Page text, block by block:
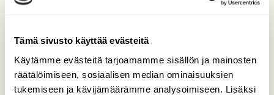
Tämä sivusto käyttää evästeitä
Käytämme evästeitä tarjoamamme sisällön ja mainosten
räätälöimiseen, sosiaalisen median ominaisuuksien
tukemiseen ja kävijämäärämme analysoimiseen. Lisäksi